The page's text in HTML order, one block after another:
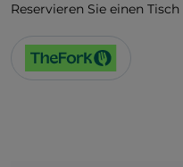
Reservieren Sie einen Tisch